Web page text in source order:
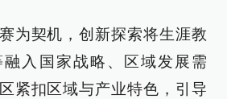
为契机，创新探索将生涯教
入国家战略、区域发展需
紧扣区域与产业特色，引导